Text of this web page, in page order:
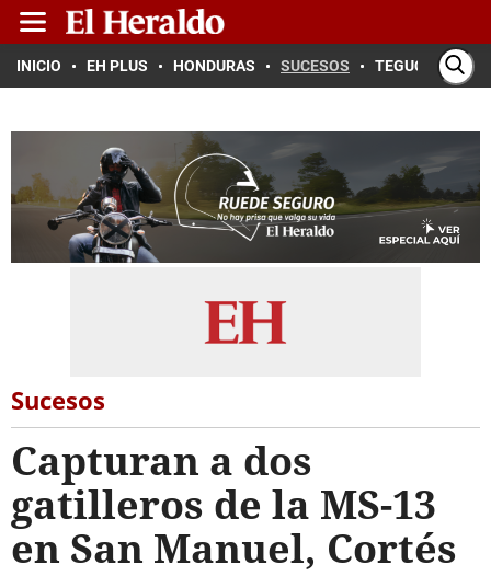
INICIO EH PLUS HONDURAS SUCESOS TEGUCIGALPA
Sucesos
Capturan a dos
gatilleros de la MS-13
en San Manuel, Cortés